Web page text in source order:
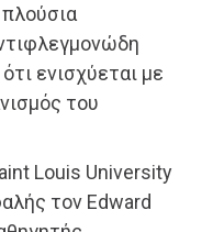
ενισχύεται με
του
Louis University
τον Edward